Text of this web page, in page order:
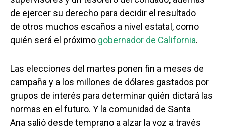
de ejercer su derecho para decidir el resultado
de otros muchos escaños a nivel estatal, como
quién será el próximo gobernador de California.
Las elecciones del martes ponen fin a meses de
campaña y a los millones de dólares gastados por
grupos de interés para determinar quién dictará las
normas en el futuro. Y la comunidad de Santa
Ana salió desde temprano a alzar la voz a través